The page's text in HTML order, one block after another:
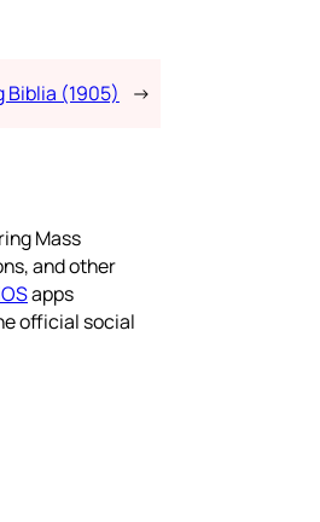
Biblia (1905) →
Mass
and other
apps
official social